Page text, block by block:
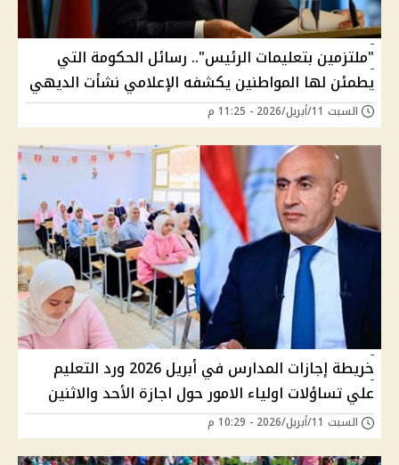
"ملتزمين بتعليمات الرئيس".. رسائل الحكومة التي
يطمئن لها المواطنين يكشفه الإعلامي نشأت الديهي
السبت 11/أبريل/2026 - 11:25 م
خريطة إجازات المدارس في أبريل 2026 ورد التعليم
علي تساؤلات اولياء الامور حول اجازة الأحد والاثنين
السبت 11/أبريل/2026 - 10:29 م